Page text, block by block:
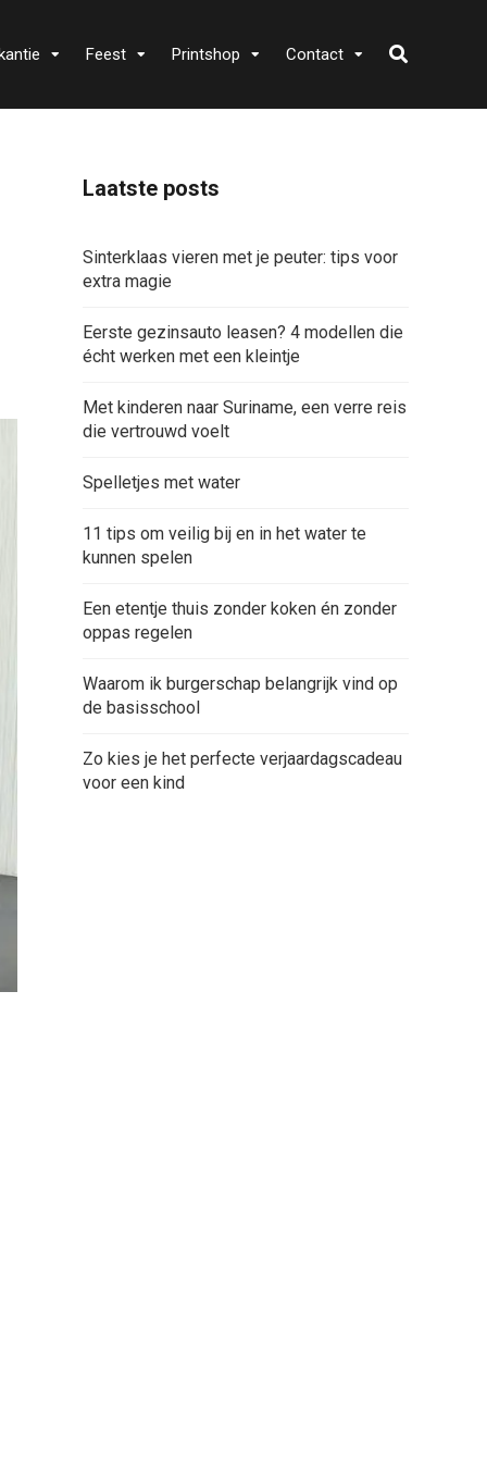
Feest Printshop Contact
Laatste posts
Sinterklaas vieren met je peuter: tips voor
extra magie
Eerste gezinsauto leasen? 4 modellen die
écht werken met een kleintje
Met kinderen naar Suriname, een verre reis
die vertrouwd voelt
Spelletjes met water
11 tips om veilig bij en in het water te
kunnen spelen
Een etentje thuis zonder koken én zonder
oppas regelen
Waarom ik burgerschap belangrijk vind op
de basisschool
Zo kies je het perfecte verjaardagscadeau
voor een kind